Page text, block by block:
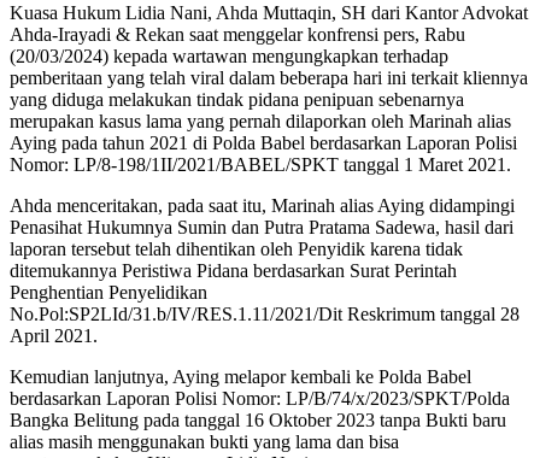
Kuasa Hukum Lidia Nani, Ahda Muttaqin, SH dari Kantor Advokat
Ahda-Irayadi & Rekan saat menggelar konfrensi pers, Rabu
(20/03/2024) kepada wartawan mengungkapkan terhadap
pemberitaan yang telah viral dalam beberapa hari ini terkait kliennya
yang diduga melakukan tindak pidana penipuan sebenarnya
merupakan kasus lama yang pernah dilaporkan oleh Marinah alias
Aying pada tahun 2021 di Polda Babel berdasarkan Laporan Polisi
Nomor: LP/8-198/1II/2021/BABEL/SPKT tanggal 1 Maret 2021.
Ahda menceritakan, pada saat itu, Marinah alias Aying didampingi
Penasihat Hukumnya Sumin dan Putra Pratama Sadewa, hasil dari
laporan tersebut telah dihentikan oleh Penyidik karena tidak
ditemukannya Peristiwa Pidana berdasarkan Surat Perintah
Penghentian Penyelidikan
No.Pol:SP2LId/31.b/IV/RES.1.11/2021/Dit Reskrimum tanggal 28
April 2021.
Kemudian lanjutnya, Aying melapor kembali ke Polda Babel
berdasarkan Laporan Polisi Nomor: LP/B/74/x/2023/SPKT/Polda
Bangka Belitung pada tanggal 16 Oktober 2023 tanpa Bukti baru
alias masih menggunakan bukti yang lama dan bisa